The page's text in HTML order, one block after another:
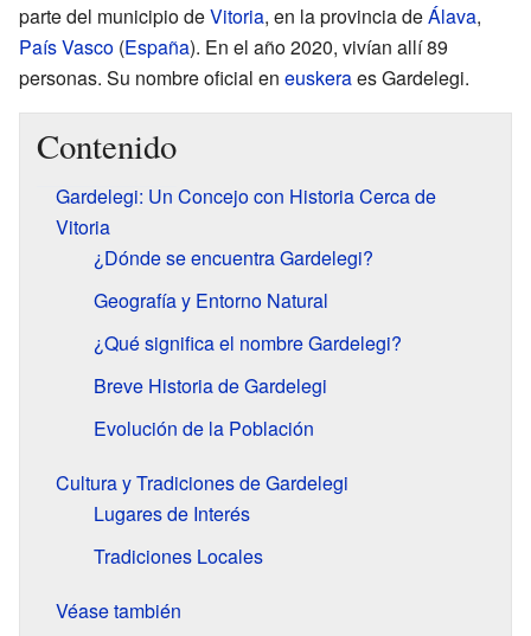
parte del municipio deVitoria, en la provincia deÁlava,
País Vasco (España). En el año 2020, vivían allí 89
personas. Su nombre oficial en euskeraes Gardelegi.
Contenido
Gardelegi: Un Concejo con Historia Cerca de
Vitoria
¿Dónde se encuentra Gardelegi?
Geografía y Entorno Natural
¿Qué significa el nombre Gardelegi?
Breve Historia de Gardelegi
Evolución de la Población
Cultura y Tradiciones de Gardelegi
Lugares de Interés
Tradiciones Locales
Véase también